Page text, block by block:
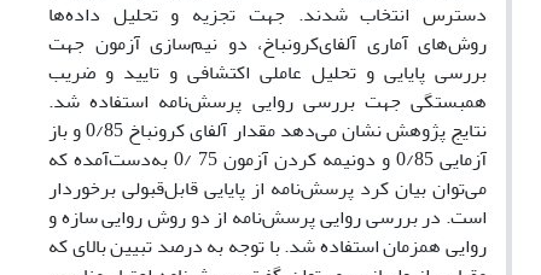
دسترس انتخاب شدند. جهت تجزیه و تحلیل داده‌ها
روش‌های آماری آلفای‌کرونباخ، دو نیم‌سازی آزمون جهت
بررسی پایایی و تحلیل عاملی اکتشافی و تایید و ضریب
همبستگی جهت بررسی روایی پرسش‌نامه استفاده شد.
نتایج پژوهش نشان می‌دهد مقدار آلفای کرونباخ 0/85 و باز
آزمایی 0/85 و دونیمه کردن آزمون 75 /0 به‌دست‌آمده که
می‌توان بیان کرد پرسش‌نامه از پایایی قابل‌قبولی برخوردار
است. در بررسی روایی پرسش‌نامه از دو روش روایی سازه و
روایی همزمان استفاده شد. با توجه به درصد تبیین بالای که